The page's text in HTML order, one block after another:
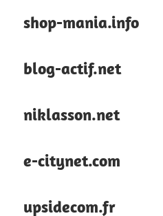
shop-mania.info
blog-actif.net
niklasson.net
e-citynet.com
upsidecom.fr